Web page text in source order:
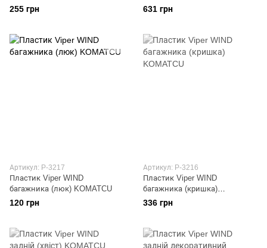
255 грн 631 грн
Артикул: P-3217
Пластик Viper WIND
багажника (люк) KOMATCU
120 грн
Артикул: P-3216
Пластик Viper WIND
багажника (кришка)
KOMATCU
336 грн